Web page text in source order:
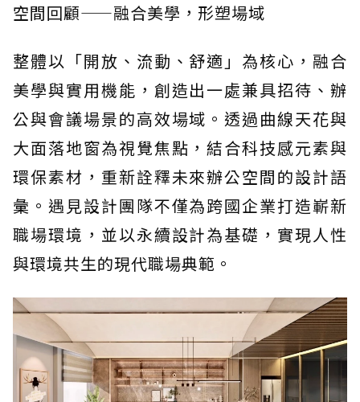
空間回顧——融合美學，形塑場域
整體以「開放、流動、舒適」為核心，融合
美學與實用機能，創造出一處兼具招待、辦
公與會議場景的高效場域。透過曲線天花與
大面落地窗為視覺焦點，結合科技感元素與
環保素材，重新詮釋未來辦公空間的設計語
彙。遇見設計團隊不僅為跨國企業打造嶄新
職場環境，並以永續設計為基礎，實現人性
與環境共生的現代職場典範。